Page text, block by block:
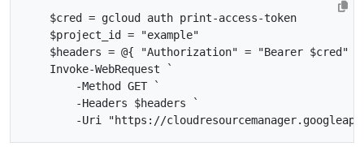
$cred = gcloud auth print-access-token
$project_id =
"example"
$headers = @{ "Authorization" = "Bearer $cred"
Invoke-WebRequest
`
-Method GET
`
-Headers
$headers
`
-Uri
"https://